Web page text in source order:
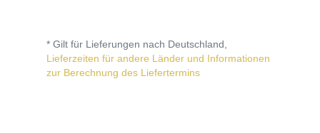
* Gilt für Lieferungen nach Deutschland,
Lieferzeiten für andere Länder und Informationen
zur Berechnung des Liefertermins